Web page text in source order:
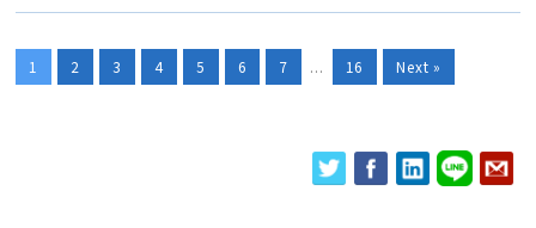
1 2 3 4 5 6 7 ... 16 Next »